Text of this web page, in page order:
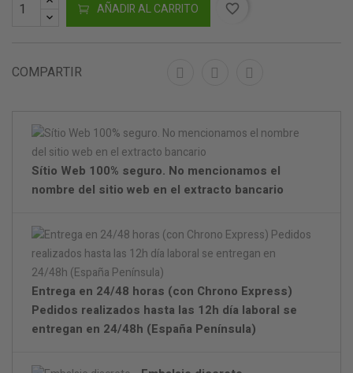
AÑADIR AL CARRITO favorite_border
COMPARTIR
Sítio Web 100% seguro. No mencionamos el
nombre del sitio web en el extracto bancario
Entrega en 24/48 horas (con Chrono Express)
Pedidos realizados hasta las 12h día laboral se
entregan en 24/48h (España Península)